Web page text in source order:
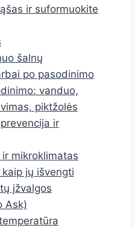
ir suformuokite
šalnų
po pasodinimo
vanduo,
piktžolės
ir
mikroklimatas
jų išvengti
įžvalgos
Ask)